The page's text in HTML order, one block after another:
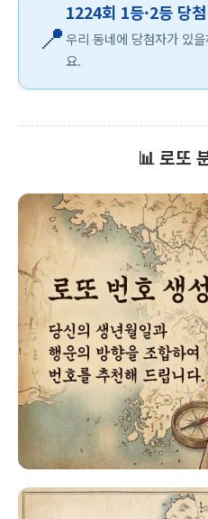
📍
1224회 1등·2등 당
우리 동네에 당첨자가 있
요.
📊 로또